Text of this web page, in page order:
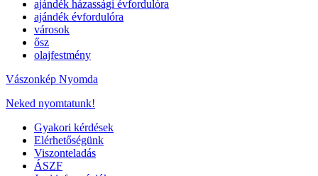
ajándék házassági évfordulóra
ajándék évfordulóra
városok
ősz
olajfestmény
Vászonkép Nyomda
Neked nyomtatunk!
Gyakori kérdések
Elérhetőségünk
Viszonteladás
ÁSZF